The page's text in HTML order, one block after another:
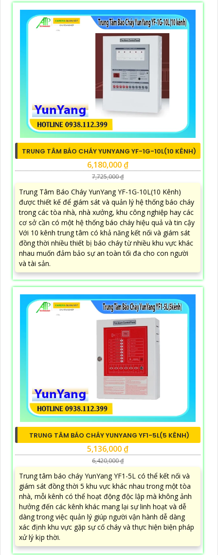
TRUNG TÂM BÁO CHÁY YUNYANG YF-1G-10L(10 KÊNH)
6,180,000 ₫
7,725,000 ₫
Trung Tâm Báo Cháy YunYang YF-1G-10L(10 Kênh)
được thiết kế để giám sát và quản lý hệ thống báo cháy
trong các tòa nhà, nhà xưởng, khu công nghiệp hay các
cơ sở cần có một hệ thống báo cháy hiệu quả và tin cậy
Với 10 kênh trung tâm có khả năng kết nối và giám sát
đồng thời nhiều thiết bị báo cháy từ nhiều khu vực khác
nhau muốn đảm bảo sự an toàn tối đa cho con người
và tài sản.
TRUNG TÂM BÁO CHÁY YUNYANG YF1-5L(5 KÊNH)
5,136,000 ₫
6,420,000 ₫
Trung tâm báo cháy YunYang YF1-5L có thể kết nối và
giám sát đồng thời 5 khu vực khác nhau trong một tòa
nhà, mỗi kênh có thể hoạt động độc lập mà không ảnh
hưởng đến các kênh khác mang lại sự linh hoạt và dễ
dàng trong việc quản lý giúp người vận hành dễ dàng
xác định khu vực gặp sự cố cháy và thực hiện biện pháp
xử lý kịp thời.